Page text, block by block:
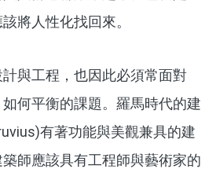
將人性化找回來。
工程，也因此必須常面對
如何平衡的課題。羅馬時代的建
有著功能與美觀兼具的建
師應該具有工程師與藝術家的